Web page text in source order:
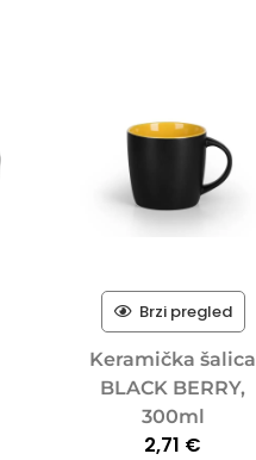
Brzi pregled
Keramička šalica
BLACK BERRY,
300ml
2,71 €